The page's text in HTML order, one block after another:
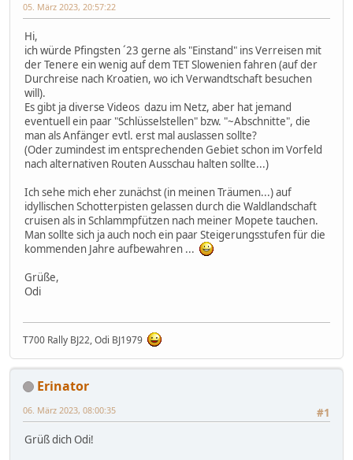
05. März 2023, 20:57:22
Hi,
ich würde Pfingsten ´23 gerne als "Einstand" ins Verreisen mit
der Tenere ein wenig auf dem TET Slowenien fahren (auf der
Durchreise nach Kroatien, wo ich Verwandtschaft besuchen
will).
Es gibt ja diverse Videos dazu im Netz, aber hat jemand
eventuell ein paar "Schlüsselstellen" bzw. "~Abschnitte", die
man als Anfänger evtl. erst mal auslassen sollte?
(Oder zumindest im entsprechenden Gebiet schon im Vorfeld
nach alternativen Routen Ausschau halten sollte...)
Ich sehe mich eher zunächst (in meinen Träumen...) auf
idyllischen Schotterpisten gelassen durch die Waldlandschaft
cruisen als in Schlammpfützen nach meiner Mopete tauchen.
Man sollte sich ja auch noch ein paar Steigerungsstufen für die
kommenden Jahre aufbewahren ...
Grüße,
Odi
T700 Rally BJ22, Odi BJ1979
Erinator
#1
06. März 2023, 08:00:35
Grüß dich Odi!